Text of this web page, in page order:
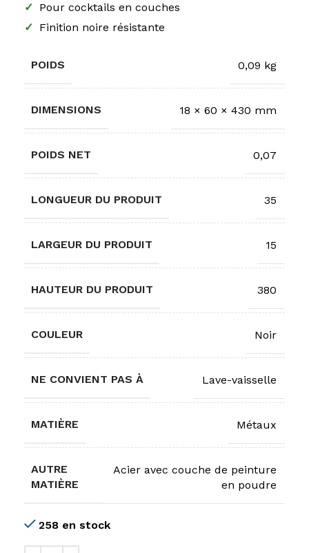
✓ Pour cocktails en couches
✓ Finition noire résistante
POIDS 0,09 kg
DIMENSIONS 18 × 60 × 430 mm
POIDS NET 0,07
LONGUEUR DU PRODUIT 35
LARGEUR DU PRODUIT 15
HAUTEUR DU PRODUIT 380
COULEUR Noir
NE CONVIENT PAS À Lave-vaisselle
MATIÈRE Métaux
AUTRE
MATIÈRE
Acier avec couche de peinture
en poudre
258 en stock